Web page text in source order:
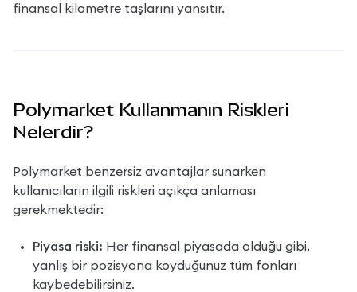
finansal kilometre taşlarını yansıtır.
Polymarket Kullanmanın Riskleri
Nelerdir?
Polymarket benzersiz avantajlar sunarken
kullanıcıların ilgili riskleri açıkça anlaması
gerekmektedir:
Piyasa riski: Her finansal piyasada olduğu gibi,
yanlış bir pozisyona koyduğunuz tüm fonları
kaybedebilirsiniz.